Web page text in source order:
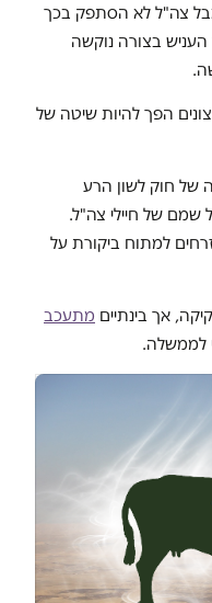
צה"ל לא הסתפק בכך
העניש בצורה נוקשה
הפך להיות שיטה של
של חוק לשון הרע
שמם של חיילי צה"ל.
למתוח ביקורת על
אך בינתיים מתעכב
לממשלה.